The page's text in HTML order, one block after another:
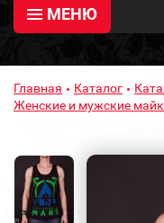
МЕНЮ
Главная Каталог
Женские и мужские